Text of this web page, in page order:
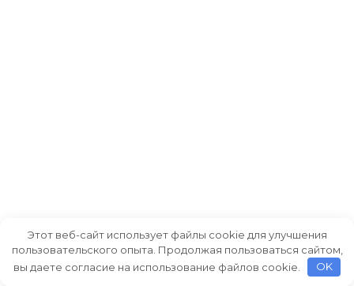
Этот веб-сайт использует файлы cookie для улучшения
пользовательского опыта. Продолжая пользоваться сайтом,
вы даете согласие на использование файлов cookie.
OK